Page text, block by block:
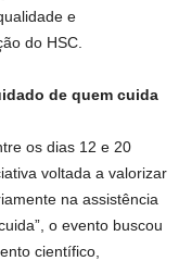
e
do HSC.
de quem cuida
os dias 12 e 20
voltada a valorizar
na assistência
o evento buscou
científico,